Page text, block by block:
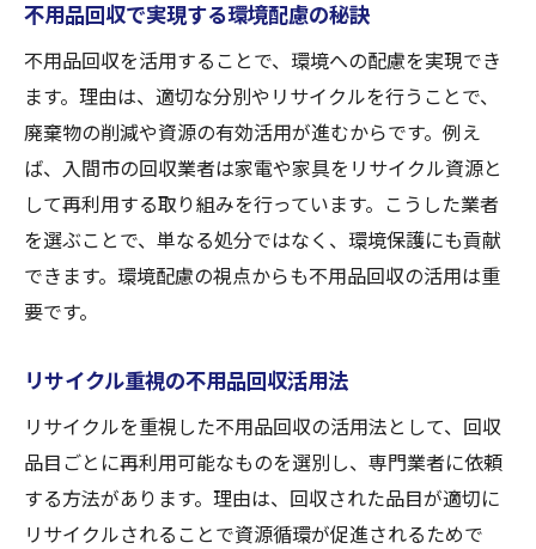
不用品回収で実現する環境配慮の秘訣
不用品回収を活用することで、環境への配慮を実現でき
ます。理由は、適切な分別やリサイクルを行うことで、
廃棄物の削減や資源の有効活用が進むからです。例え
ば、入間市の回収業者は家電や家具をリサイクル資源と
して再利用する取り組みを行っています。こうした業者
を選ぶことで、単なる処分ではなく、環境保護にも貢献
できます。環境配慮の視点からも不用品回収の活用は重
要です。
リサイクル重視の不用品回収活用法
リサイクルを重視した不用品回収の活用法として、回収
品目ごとに再利用可能なものを選別し、専門業者に依頼
する方法があります。理由は、回収された品目が適切に
リサイクルされることで資源循環が促進されるためで